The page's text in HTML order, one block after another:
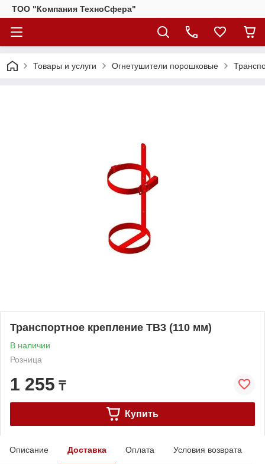
ТОО "Компания ТехноСфера"
Товары и услуги Огнетушители порошковые
Транспортное крепление ТВ3 (110 мм)
В наличии
Розница
1 255 ₸
Купить
Описание Доставка Оплата Условия возврата